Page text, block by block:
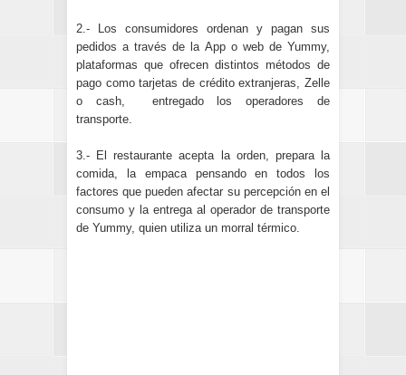
2.- Los consumidores ordenan y pagan sus
pedidos a través de la App o web de Yummy,
plataformas que ofrecen distintos métodos de
pago como tarjetas de crédito extranjeras, Zelle
o cash, entregado los operadores de
transporte.
3.- El restaurante acepta la orden, prepara la
comida, la empaca pensando en todos los
factores que pueden afectar su percepción en el
consumo y la entrega al operador de transporte
de Yummy, quien utiliza un morral térmico.